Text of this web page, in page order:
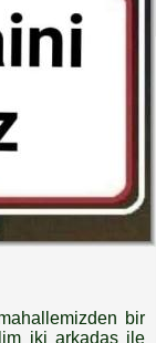
bir
iki arkadaş ile